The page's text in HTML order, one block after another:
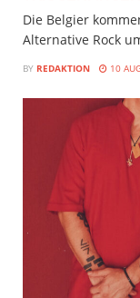
Die Belgier
Alternative Rock
BY REDAKTION 10